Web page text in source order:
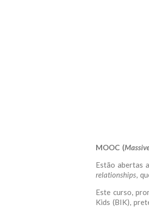
MOOC (
Estão abertas
relationships,
Este curso,
Kids (BIK),